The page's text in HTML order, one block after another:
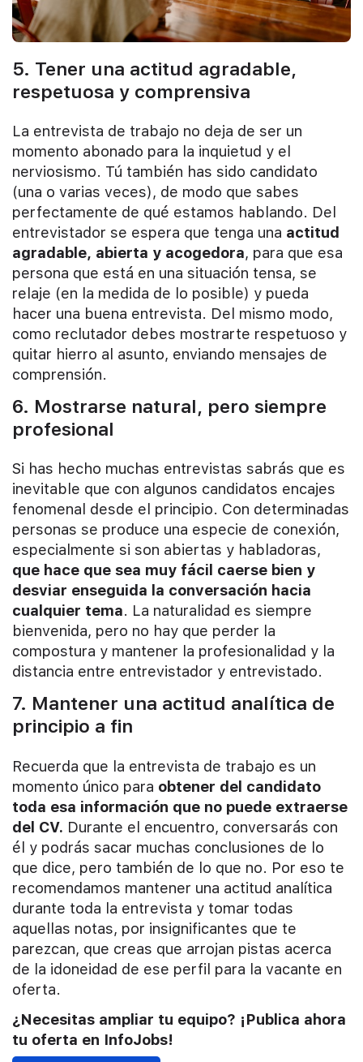
5. Tener una actitud agradable,
respetuosa y comprensiva
La entrevista de trabajo no deja de ser un
momento abonado para la inquietud y el
nerviosismo. Tú también has sido candidato
(una o varias veces), de modo que sabes
perfectamente de qué estamos hablando. Del
entrevistador se espera que tenga una actitud
agradable, abierta y acogedora, para que esa
persona que está en una situación tensa, se
relaje (en la medida de lo posible) y pueda
hacer una buena entrevista. Del mismo modo,
como reclutador debes mostrarte respetuoso y
quitar hierro al asunto, enviando mensajes de
comprensión.
6. Mostrarse natural, pero siempre
profesional
Si has hecho muchas entrevistas sabrás que es
inevitable que con algunos candidatos encajes
fenomenal desde el principio. Con determinadas
personas se produce una especie de conexión,
especialmente si son abiertas y habladoras,
que hace que sea muy fácil caerse bien y
desviar enseguida la conversación hacia
cualquier tema. La naturalidad es siempre
bienvenida, pero no hay que perder la
compostura y mantener la profesionalidad y la
distancia entre entrevistador y entrevistado.
7. Mantener una actitud analítica de
principio a fin
Recuerda que la entrevista de trabajo es un
momento único para obtener del candidato
toda esa información que no puede extraerse
del CV. Durante el encuentro, conversarás con
él y podrás sacar muchas conclusiones de lo
que dice, pero también de lo que no. Por eso te
recomendamos mantener una actitud analítica
durante toda la entrevista y tomar todas
aquellas notas, por insignificantes que te
parezcan, que creas que arrojan pistas acerca
de la idoneidad de ese perfil para la vacante en
oferta.
¿Necesitas ampliar tu equipo? ¡Publica ahora
tu oferta en InfoJobs!